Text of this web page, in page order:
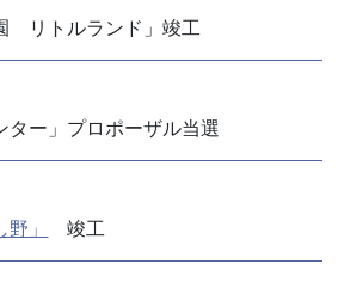
リトルランド」竣工
ター」プロポーザル当選
」
竣工